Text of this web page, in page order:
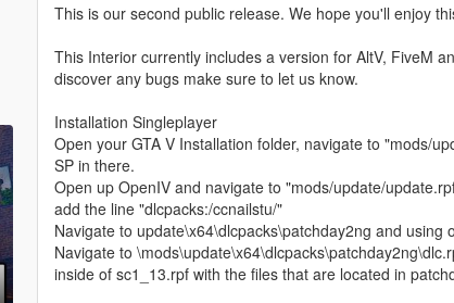
This is our second public release. We hope you'll enjoy
This Interior currently includes a version for AltV, FiveM
discover any bugs make sure to let us know.
Installation Singleplayer
Open your GTA V Installation folder, navigate to "mods/
SP in there.
Open up OpenIV and navigate to "mods/update/
add the line "dlcpacks:/ccnailstu/"
Navigate to update\x64\dlcpacks\patchday2ng and
Navigate to
inside of sc1_13.rpf with the files that are located in